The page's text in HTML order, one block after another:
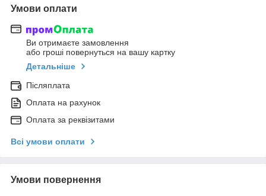
Умови оплати
Ви отримаєте замовлення
або гроші повернуться на вашу картку
Детальніше
Післяплата
Оплата на рахунок
Оплата за реквізитами
Всі умови оплати
Умови повернення